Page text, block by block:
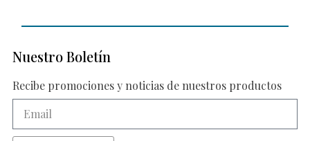
Nuestro Boletín
Recibe promociones y noticias de nuestros productos